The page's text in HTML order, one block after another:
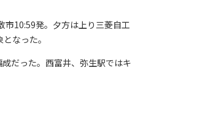
10:59発。夕方は上り三菱自工
なった。
だった。西富井、弥生駅ではキ